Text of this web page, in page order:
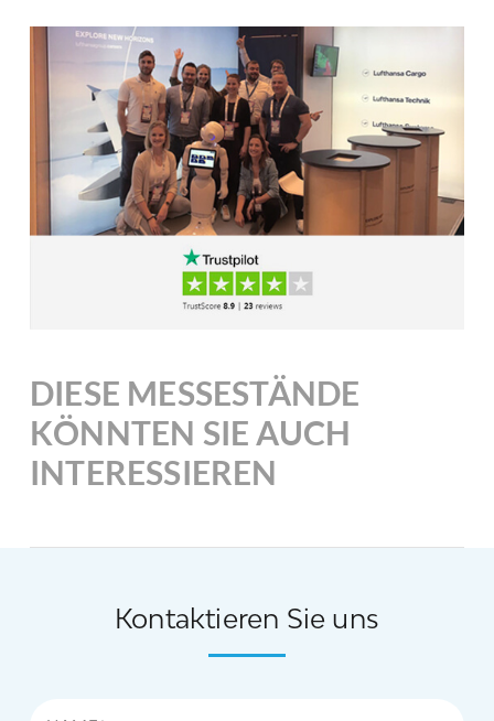
DIESE MESSESTÄNDE
KÖNNTEN SIE AUCH
INTERESSIEREN
Kontaktieren Sie uns